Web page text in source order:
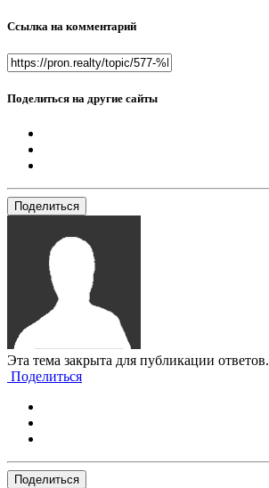
Ссылка на комментарий
Поделиться на другие сайты
Поделиться
Эта тема закрыта для публикации ответов.
Поделиться
Поделиться